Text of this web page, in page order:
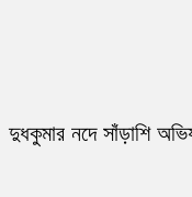
দুধকুমার নদে সাঁড়াশি